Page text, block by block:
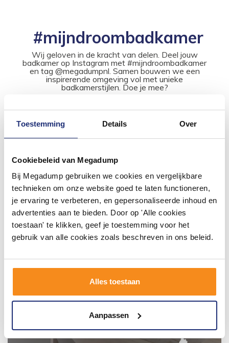
Toestemming Details Over
Cookiebeleid van Megadump
Bij Megadump gebruiken we cookies en vergelijkbare
technieken om onze website goed te laten functioneren,
je ervaring te verbeteren, en gepersonaliseerde inhoud en
advertenties aan te bieden. Door op 'Alle cookies
toestaan' te klikken, geef je toestemming voor het
gebruik van alle cookies zoals beschreven in ons beleid.
Alles toestaan
Aanpassen
#mijndroombadkamer
Wij geloven in de kracht van delen. Deel jouw
badkamer op Instagram met #mijndroombadkamer
en tag @megadumpnl. Samen bouwen we een
inspirerende omgeving vol met unieke
badkamerstijlen. Doe je mee?